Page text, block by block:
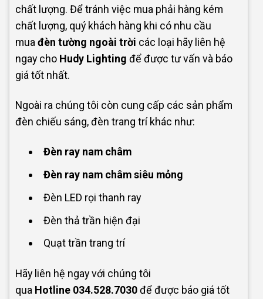
chất lượng. Để tránh việc mua phải hàng kém
chất lượng, quý khách hàng khi có nhu cầu
mua đèn tường ngoài trời các loại hãy liên hệ
ngay cho Hudy Lighting để được tư vấn và báo
giá tốt nhất.
Ngoài ra chúng tôi còn cung cấp các sản phẩm
đèn chiếu sáng, đèn trang trí khác như:
Đèn ray nam châm
Đèn ray nam châm siêu mỏng
Đèn LED rọi thanh ray
Đèn thả trần hiện đại
Quạt trần trang trí
Hãy liên hệ ngay với chúng tôi
qua Hotline 034.528.7030để được báo giá tốt